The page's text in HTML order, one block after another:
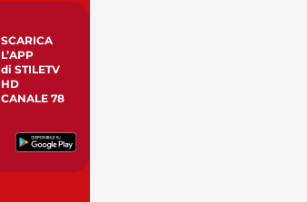
SCARICA
L’APP
di STILETV
HD
CANALE 78